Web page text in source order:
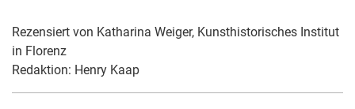
Rezensiert von Katharina Weiger, Kunsthistorisches Institut
in Florenz
Redaktion: Henry Kaap